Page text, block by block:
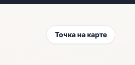
Точка на карте